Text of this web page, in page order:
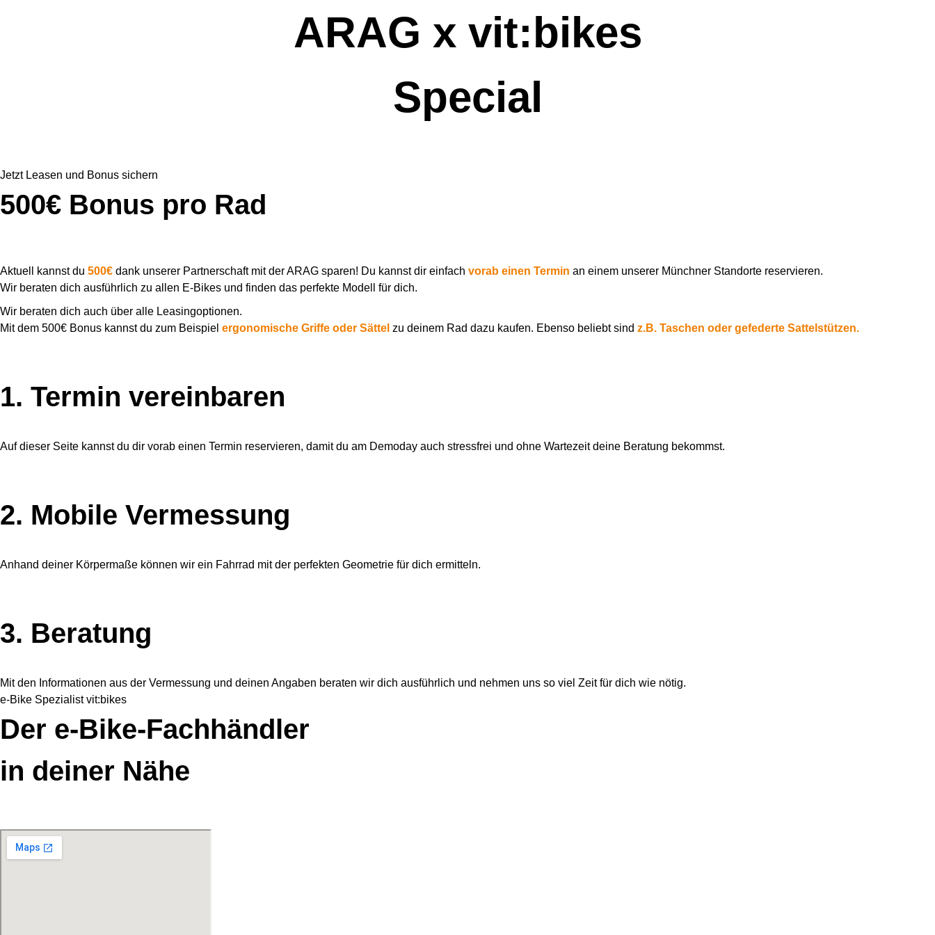
ARAG x vit:bikes
Special
Jetzt Leasen und Bonus sichern
500€ Bonus pro Rad
Aktuell kannst du 500€ dank unserer Partnerschaft mit der ARAG sparen! Du kannst dir einfach vorab einen Termin an einem unserer Münchner Standorte reservieren.
Wir beraten dich ausführlich zu allen E-Bikes und finden das perfekte Modell für dich.
Wir beraten dich auch über alle Leasingoptionen.
Mit dem 500€ Bonus kannst du zum Beispiel ergonomische Griffe oder Sättel zu deinem Rad dazu kaufen. Ebenso beliebt sind z.B. Taschen oder gefederte Sattelstützen.
1. Termin vereinbaren
Auf dieser Seite kannst du dir vorab einen Termin reservieren, damit du am Demoday auch stressfrei und ohne Wartezeit deine Beratung bekommst.
2. Mobile Vermessung
Anhand deiner Körpermaße können wir ein Fahrrad mit der perfekten Geometrie für dich ermitteln.
3. Beratung
Mit den Informationen aus der Vermessung und deinen Angaben beraten wir dich ausführlich und nehmen uns so viel Zeit für dich wie nötig.
e-Bike Spezialist vit:bikes
Der e-Bike-Fachhändler
in deiner Nähe